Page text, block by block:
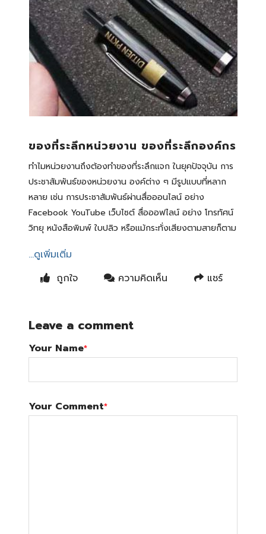
ของที่ระลึกหน่วยงาน ของที่ระลึกองค์กร
ทำไมหน่วยงานถึงต้องทำของที่ระลึกแจก ในยุคปัจจุบัน การ
ประชาสัมพันธ์ของหน่วยงาน องค์ต่าง ๆ มีรูปแบบที่หลาก
หลาย เช่น การประชาสัมพันธ์ผ่านสื่อออนไลน์ อย่าง
Facebook YouTube เว็บไซต์ สื่อออฟไลน์ อย่าง โทรทัศน์
วิทยุ หนังสือพิมพ์ ใบปลิว หรือแม้กระทั่งเสียงตามสายก็ตาม
...ดูเพิ่มเติ่ม
ถูกใจ
ความคิดเห็น แชร์
Leave a comment
Your Name*
Your Comment*